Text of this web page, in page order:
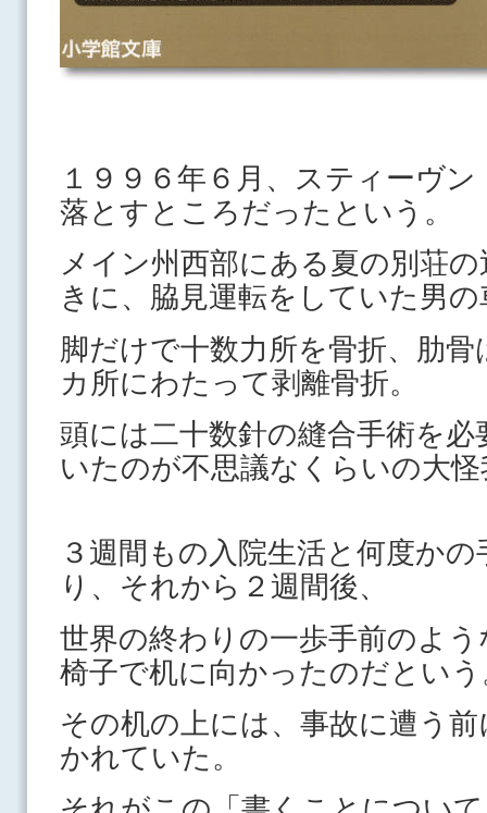
１９９６年６月、スティーヴ
落とすところだったという。
メイン州西部にある夏の別荘
きに、脇見運転をしていた男
脚だけで十数力所を骨折、肋
カ所にわたって剥離骨折。
頭には二十数針の縫合手術を
いたのが不思議なくらいの大
３週間もの入院生活と何度か
り、それから２週間後、
世界の終わりの一歩手前のよ
椅子で机に向かったのだとい
その机の上には、事故に遭う
かれていた。